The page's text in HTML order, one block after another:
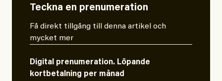
Teckna en prenumeration
Få direkt tillgång till denna artikel och
mycket mer
Digital prenumeration. Löpande
kortbetalning per månad